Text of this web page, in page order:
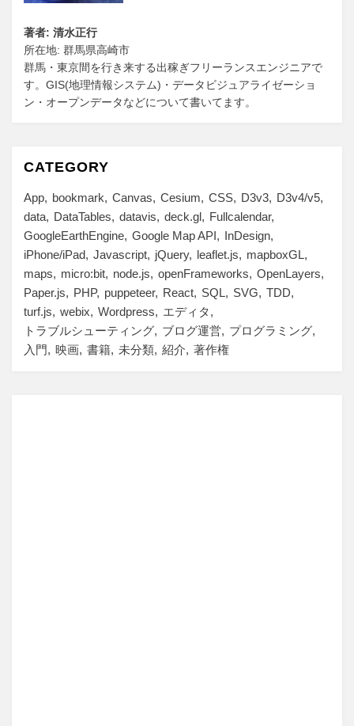
著者: 清水正行
所在地: 群馬県高崎市
群馬・東京間を行き来する出稼ぎフリーランスエンジニアで
す。GIS(地理情報システム)・データビジュアライゼーショ
ン・オープンデータなどについて書いてます。
CATEGORY
App bookmark Canvas Cesium CSS D3v3
D3v4/v5
data
DataTables datavis deck.gl
Fullcalendar
GoogleEarthEngine Google Map API
InDesign
iPhone/iPad Javascript jQuery leaflet.js
mapboxGL
maps
micro:bit node.js openFrameworks
OpenLayers
Paper.js
PHP puppeteer React SQL SVG
TDD
turf.js
webix Wordpress
エディタ
トラブルシューティング
ブログ運営
プログラミング
入門
映画 書籍 未分類 紹介 著作権